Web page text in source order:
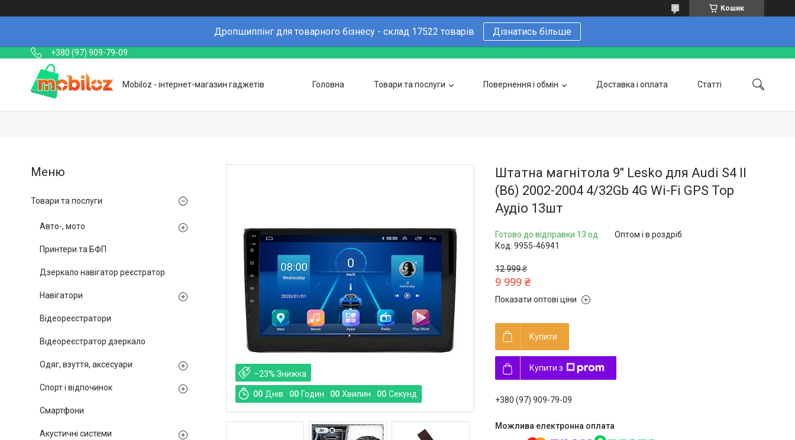
Кошик
Дропшиппінг для товарного бізнесу - склад 17522 товарів Дізнатись більше
+380 (97) 909-79-09
Mobiloz - інтернет-магазин гаджетів Головна Товари та послуги Повернення і обмін Доставка і оплата Статті
Оптовим покупцям Напишіть нам в Telegram Фотогалерея
–23%
00 Днів 00 Годин 00 Хвилин 00 Секунд
Штатна магнітола 9" Lesko для Audi S4 II
(B6) 2002-2004 4/32Gb 4G Wi-Fi GPS Top
Аудіо 13шт
Готово до відправки 13 од.
Оптом і в роздріб
Код: 9955-46941
12 999 ₴
9 999 ₴
Показати оптові ціни
Купити
Купити з
+380 (97) 909-79-09
Товари та послуги
Авто-, мото
Принтери та БФП
Дзеркало навігатор реєстратор
Навігатори
Відеореєстратори
Відеореєстратор дзеркало
Одяг, взуття, аксесуари
Спорт і відпочинок
Смартфони
Акустичні системи